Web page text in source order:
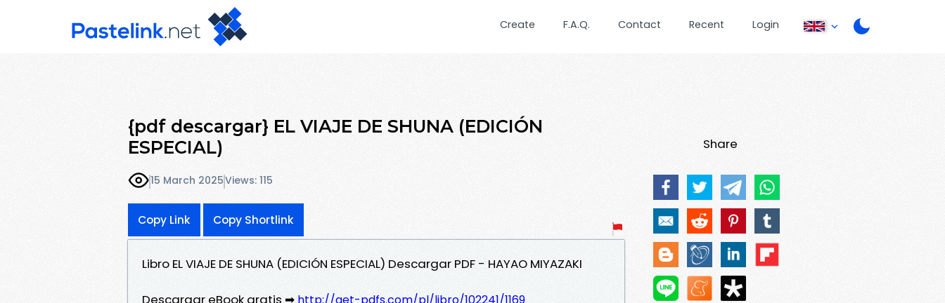
Create F.A.Q. Contact Recent Login
{pdf descargar} EL VIAJE DE SHUNA (EDICIÓN
ESPECIAL)
15 March 2025Views: 115
Copy Link Copy Shortlink
Libro EL VIAJE DE SHUNA (EDICIÓN ESPECIAL) Descargar PDF - HAYAO MIYAZAKI
Descargar eBook gratis ➡
Share